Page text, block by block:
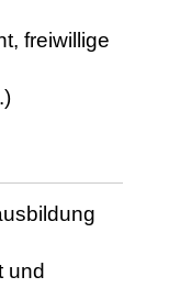
freiwillige
und